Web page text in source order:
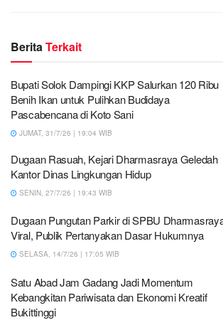
BeritaTerkait
Bupati Solok Dampingi KKP Salurkan 120 Ribu
Benih Ikan untuk Pulihkan Budidaya
Pascabencana di Koto Sani
JUMAT, 31/7/26 | 19:04 WIB
Dugaan Rasuah, Kejari Dharmasraya Geledah
Kantor Dinas Lingkungan Hidup
SENIN, 27/7/26 | 19:43 WIB
Dugaan Pungutan Parkir di SPBU
Viral, Publik Pertanyakan Dasar Hukumnya
SELASA, 14/7/26 | 17:05 WIB
Satu Abad Jam Gadang Jadi Momentum
Kebangkitan Pariwisata dan Ekonomi Kreatif
Bukittinggi